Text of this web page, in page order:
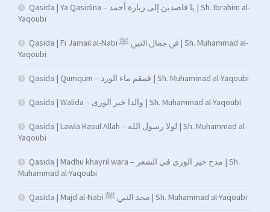
Qasida | Ya Qasidina – يا قاصدين إلى زيارة أحمد | Sh. Ibrahim al-
Yaqoubi
Qasida | Fi Jamail al-Nabi في جمال النبي ﷺ | Sh. Muhammad al-
Yaqoubi
Qasida | Qumqum – قمقم ماء الورد | Sh. Muhammad al-Yaqoubi
Qasida | Walida – والدا خير الورى | Sh. Muhammad al-Yaqoubi
Qasida | Lawla Rasul Allah – لولا رسول الله | Sh. Muhammad al-
Yaqoubi
Qasida | Madhu khayril wara – مدح خير الورى في الشعر | Sh.
Muhammad al-Yaqoubi
Qasida | Majd al-Nabi مجد النبي ﷺ | Sh. Muhammad al-Yaqoubi